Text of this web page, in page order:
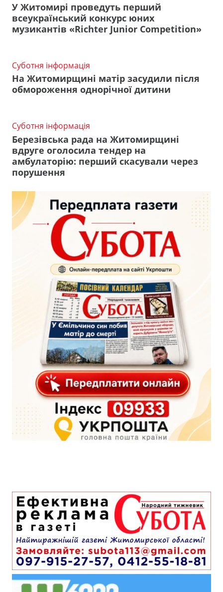
У Житомирі проведуть перший
всеукраїнський конкурс юних
музикантів «Richter Junior Competition»
Суботня інформація
На Житомирщині матір засудили після
обмороження однорічної дитини
Суботня інформація
Березівська рада на Житомирщині
вдруге оголосила тендер на
амбулаторію: перший скасували через
порушення